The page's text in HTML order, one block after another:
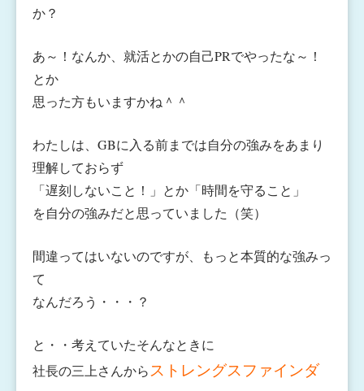
か？
あ～！なんか、就活とかの自己PRでやったな～！
とか
思った方もいますかね＾＾
わたしは、GBに入る前までは自分の強みをあまり
理解しておらず
「遅刻しないこと！」とか「時間を守ること」
を自分の強みだと思っていました（笑）
間違ってはいないのですが、もっと本質的な強みっ
て
なんだろう・・・？
と・・考えていたそんなときに
社長の三上さんからストレングスファインダ